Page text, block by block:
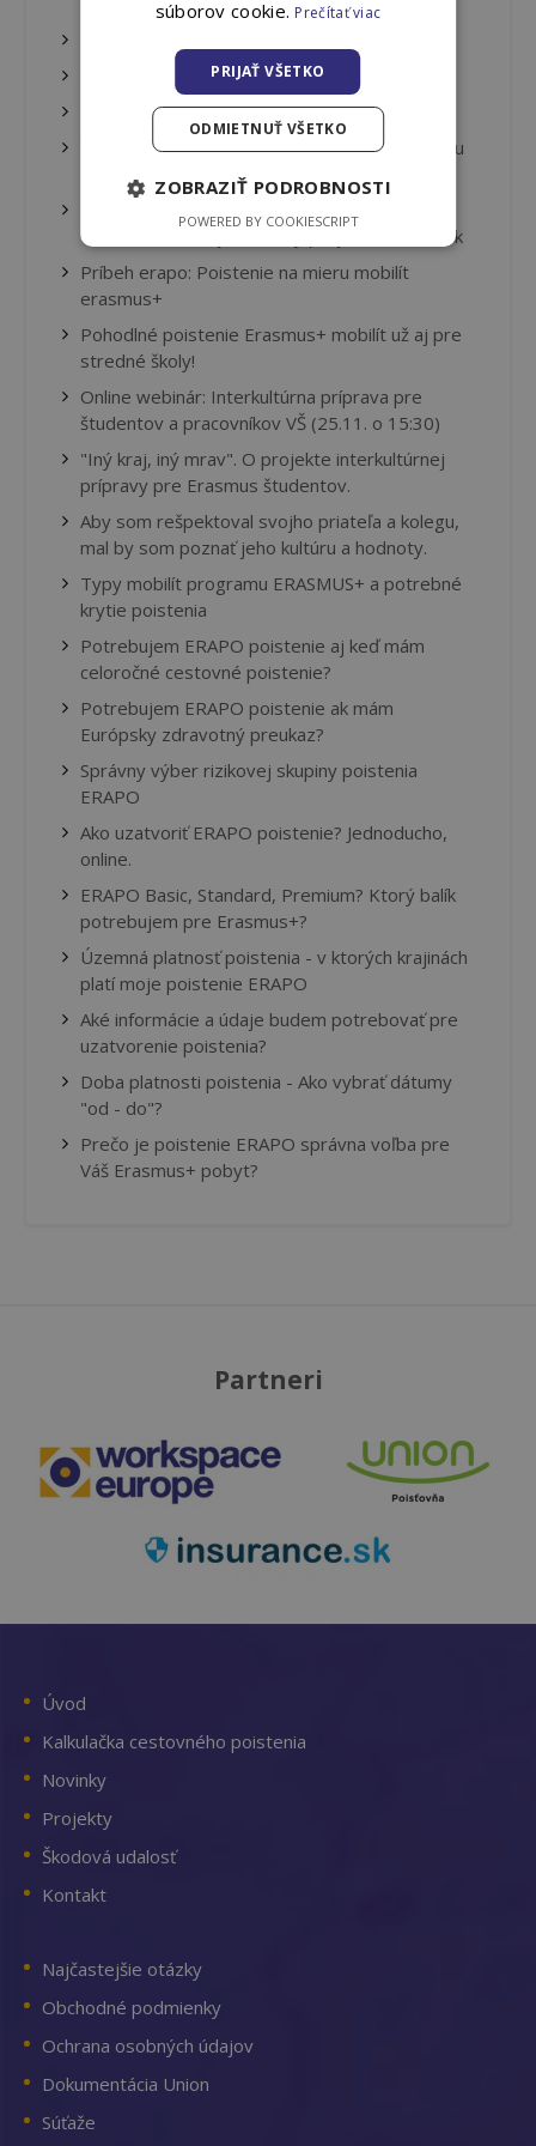
Najkrajšie chvíle na Erasme
Nahlásenie škodovej udalosti ONLINE
Vianočná súťaž Erapo: Zdieľajte svoju najkrajšiu
chvíľu na Erasme!
vrátiť! Predstavujeme nový projekt: stážista.sk
Príbeh erapo: Poistenie na mieru mobilít
erasmus+
Pohodlné poistenie Erasmus+ mobilít už aj pre
stredné školy!
Online webinár: Interkultúrna príprava pre
študentov a pracovníkov VŠ (25.11. o 15:30)
"Iný kraj, iný mrav". O projekte interkultúrnej
prípravy pre Erasmus študentov.
Aby som rešpektoval svojho priateľa a kolegu,
mal by som poznať jeho kultúru a hodnoty.
Typy mobilít programu ERASMUS+ a potrebné
krytie poistenia
Potrebujem ERAPO poistenie aj keď mám
celoročné cestovné poistenie?
Potrebujem ERAPO poistenie ak mám
Európsky zdravotný preukaz?
Správny výber rizikovej skupiny poistenia
ERAPO
Ako uzatvoriť ERAPO poistenie? Jednoducho,
online.
ERAPO Basic, Standard, Premium? Ktorý balík
potrebujem pre Erasmus+?
Územná platnosť poistenia - v ktorých krajinách
platí moje poistenie ERAPO
Aké informácie a údaje budem potrebovať pre
uzatvorenie poistenia?
Doba platnosti poistenia - Ako vybrať dátumy
"od - do"?
Prečo je poistenie ERAPO správna voľba pre
Váš Erasmus+ pobyt?
Partneri
Úvod
Kalkulačka cestovného poistenia
Novinky
Projekty
Škodová udalosť
Kontakt
Najčastejšie otázky
Obchodné podmienky
Ochrana osobných údajov
Dokumentácia Union
Súťaže
súborov cookie. Prečítať viac
PRIJAŤ VŠETKO
ODMIETNUŤ VŠETKO
ZOBRAZIŤ PODROBNOSTI
POWERED BY COOKIESCRIPT